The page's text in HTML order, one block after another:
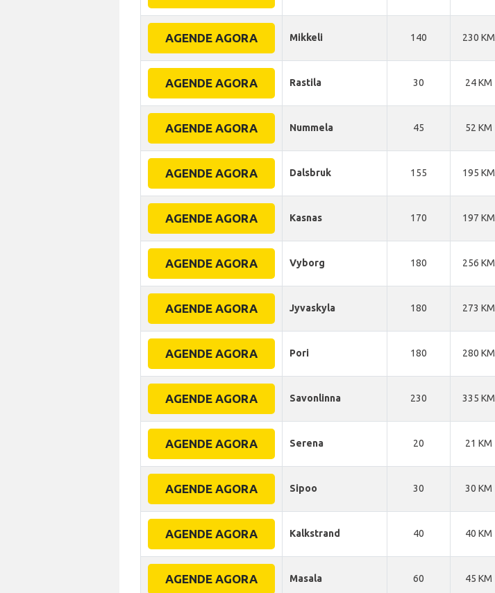
AGENDE AGORA Mikkeli 140 230 KM
AGENDE AGORA Rastila 30 24 KM
AGENDE AGORA Nummela 45 52 KM
AGENDE AGORA Dalsbruk 155 195 KM
AGENDE AGORA Kasnas 170 197 KM
AGENDE AGORA Vyborg 180 256 KM
AGENDE AGORA Jyvaskyla 180 273 KM
AGENDE AGORA Pori 180 280 KM
AGENDE AGORA Savonlinna 230 335 KM
AGENDE AGORA Serena 20 21 KM
AGENDE AGORA Sipoo 30 30 KM
AGENDE AGORA Kalkstrand 40 40 KM
AGENDE AGORA Masala 60 45 KM